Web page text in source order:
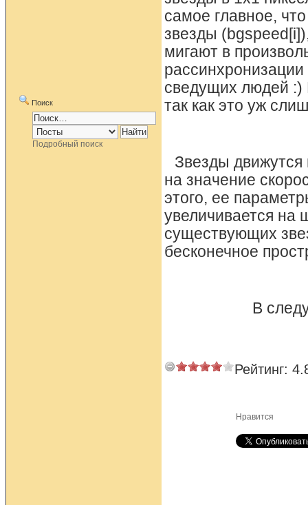
Поиск
Подробный поиск
самое главное,
звезды
мигают в
сведущих людей :)
так как это уж
Звезды движутся
на значение
этого, ее
увеличивается на
существующих
бесконечное
В
Рейтинг:
Нравится